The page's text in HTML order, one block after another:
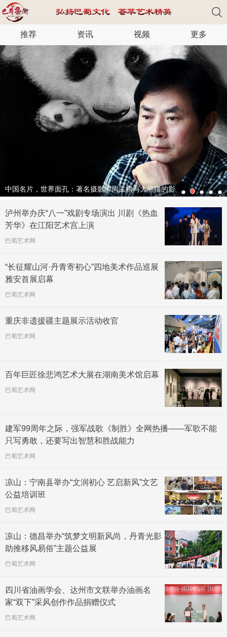
推荐 资讯 视频 更多
中国名片，世界面孔：著名摄影师周孟棋与大熊猫的影
泸州举办庆“八一”戏剧专场演出 川剧《热血
芳华》在江阳艺术宫上演
巴蜀艺术网
“长征耀山河·丹青寄初心”四地美术作品巡展
雅安首展启幕
巴蜀艺术网
重庆非遗援疆主题展示活动收官
巴蜀艺术网
百年巨匠徐悲鸿艺术大展在湖南美术馆启幕
巴蜀艺术网
建军99周年之际，强军战歌《制胜》全网热播——军歌不能
只写勇敢，还要写出智慧和胜战能力
巴蜀艺术网
凉山：宁南县举办“文润初心 艺启新风”文艺
公益培训班
巴蜀艺术网
凉山：德昌举办“筑梦文明新风尚，丹青光影
助推移风易俗”主题公益展
巴蜀艺术网
四川省油画学会、达州市文联举办油画名
家“双下”采风创作作品捐赠仪式
巴蜀艺术网